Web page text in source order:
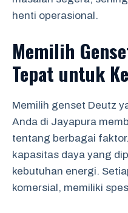
henti operasional.
Memilih
Tepat untuk
Memilih genset Deutz
Anda di Jayapura
tentang berbagai
kapasitas daya yang
kebutuhan energi.
komersial, memiliki